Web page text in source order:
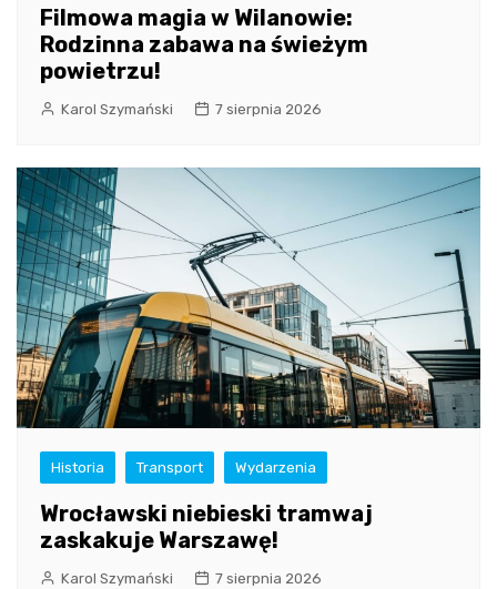
Filmowa magia w Wilanowie:
Rodzinna zabawa na świeżym
powietrzu!
Karol Szymański 7 sierpnia 2026
Historia Transport Wydarzenia
Wrocławski niebieski tramwaj
zaskakuje Warszawę!
Karol Szymański 7 sierpnia 2026